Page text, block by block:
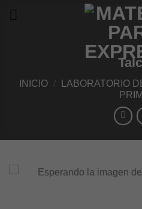
INICIO / LABORATORIO